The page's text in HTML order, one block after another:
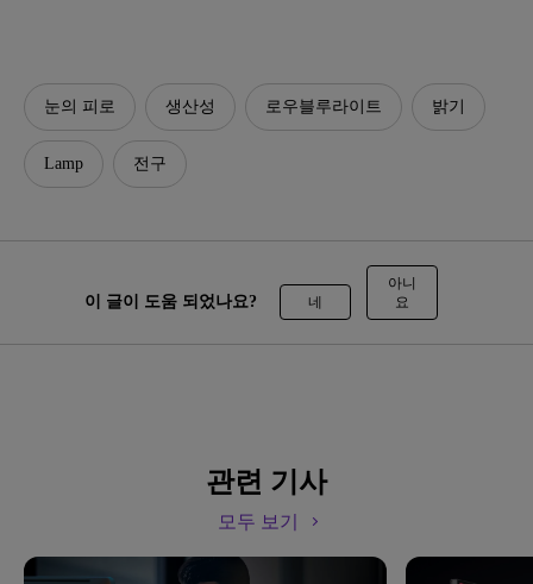
눈의 피로 생산성 로우블루라이트 밝기
Lamp 전구
이 글이 도움 되었나요? 네
아니
요
관련 기사
모두 보기